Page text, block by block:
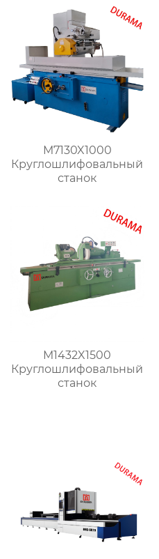
формы для сгибания
листового металла
M7130X1000
Круглошлифовальный
станок
M1432X1500
Круглошлифовальный
станок